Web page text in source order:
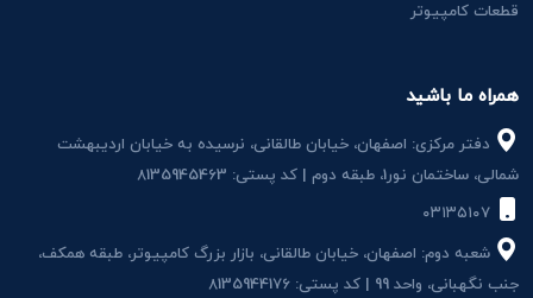
همراه ما باشید
دفتر مرکزی: اصفهان، خیابان طالقانی، نرسیده به خیابان اردیبهشت
شمالی، ساختمان نور1، طبقه دوم | کد پستی: 8135945463
شعبه دوم: اصفهان، خیابان طالقانی، بازار بزرگ کامپیوتر، طبقه همکف،
جنب نگهبانی، واحد 99 | کد پستی: 8135944176
قطعات کامپیوتر